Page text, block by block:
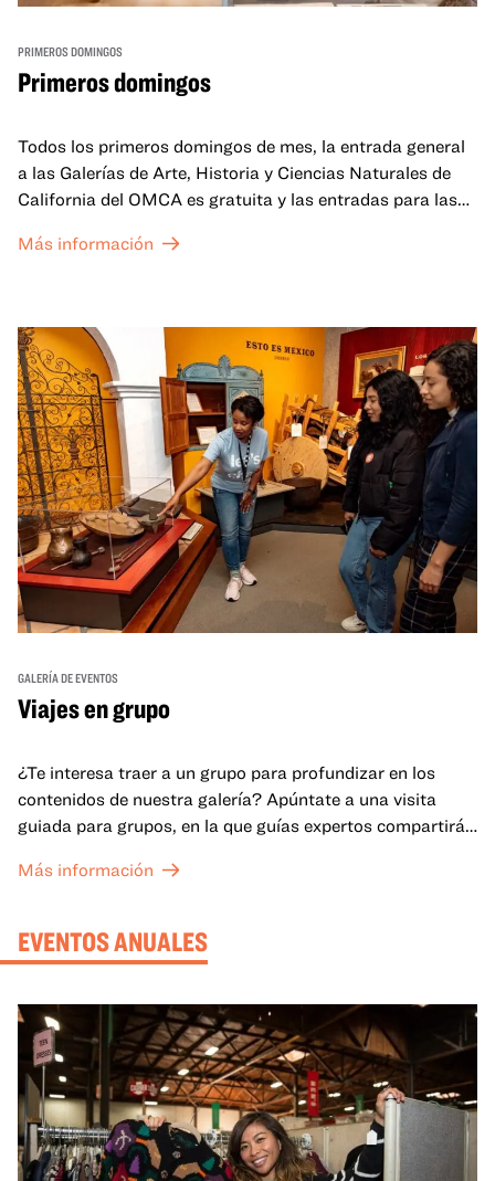
PRIMEROS DOMINGOS
Primeros domingos
Todos los primeros domingos de mes, la entrada general
a las Galerías de Arte, Historia y Ciencias Naturales de
California del OMCA es gratuita y las entradas para las
a un precio reducido de 6 $.
Más información
GALERÍA DE EVENTOS
Viajes en grupo
¿Te interesa traer a un grupo para profundizar en los
contenidos de nuestra galería? Apúntate a una visita
guiada para grupos, en la que guías expertos compartirán
mejor lo que se expone en las galerías del OMCA.
Más información
EVENTOS ANUALES